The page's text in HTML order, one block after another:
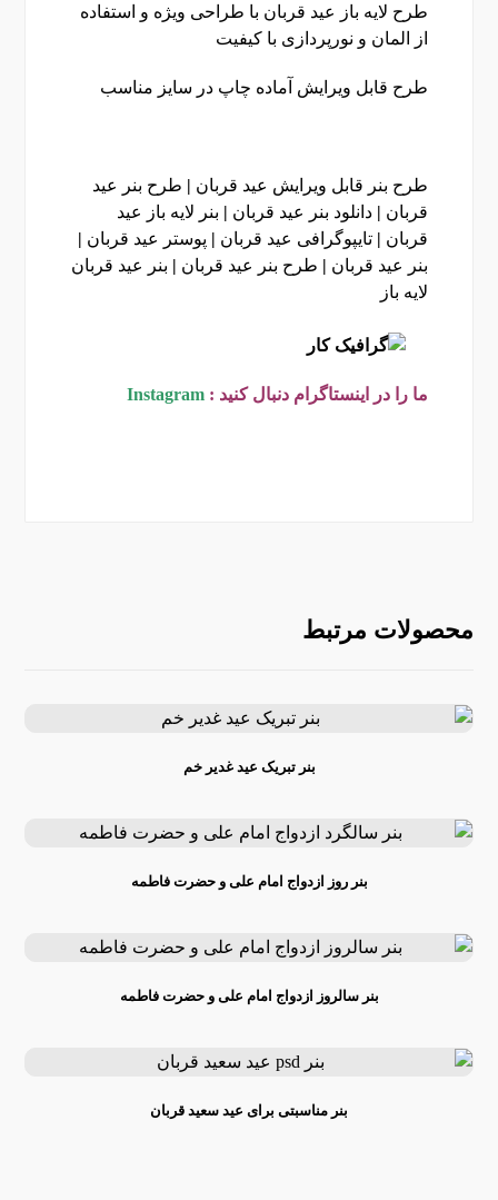
طرح لایه باز عید قربان با طراحی ویژه و استفاده
از المان و نورپردازی با کیفیت
طرح قابل ویرایش آماده چاپ در سایز مناسب
طرح بنر قابل ویرایش عید قربان | طرح بنر عید
قربان |دانلود بنر عید قربان | بنر لایه باز عید
قربان |تایپوگرافی عید قربان | پوستر عید قربان |
بنر عید قربان | طرح بنر عید قربان | بنر عید قربان
لایه باز
ما را در اینستاگرام دنبال کنید : Instagram
محصولات مرتبط
بنر تبریک عید غدیر خم
بنر روز ازدواج امام علی و حضرت فاطمه
بنر سالروز ازدواج امام علی و حضرت فاطمه
بنر مناسبتی برای عید سعید قربان